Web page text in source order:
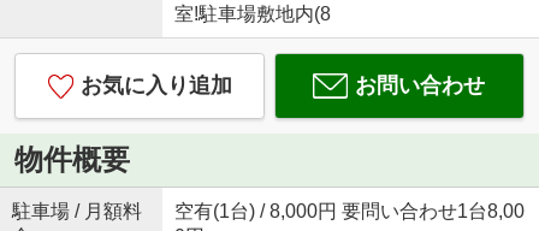
室!駐車場敷地内(8
お気に入り追加 お問い合わせ
物件概要
駐車場 / 月額料
空有(1台) / 8,000円 要問い合わせ1台8,00